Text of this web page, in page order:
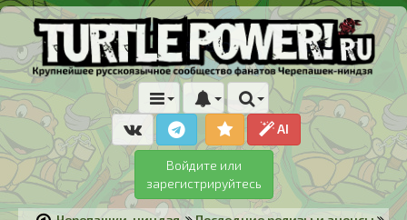
AI
Войдите или
зарегистрируйтесь